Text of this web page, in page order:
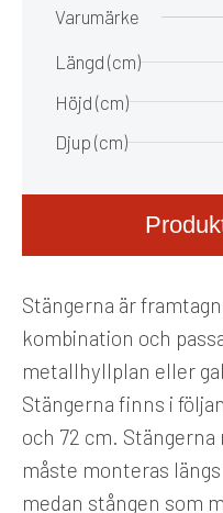
Stängerna är
kombination och
metallhyllplan eller
Stängerna finns i
och 72 cm. Stängerna
måste monteras
medan stången som
Varumärke
Längd (cm)
Höjd (cm)
Djup (cm)